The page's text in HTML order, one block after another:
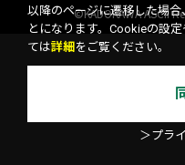
©KADOKAWA ASCII
以降のページに遷移した場
とになります。Cookieの設
ては詳細 をご覧ください。
＞プラ